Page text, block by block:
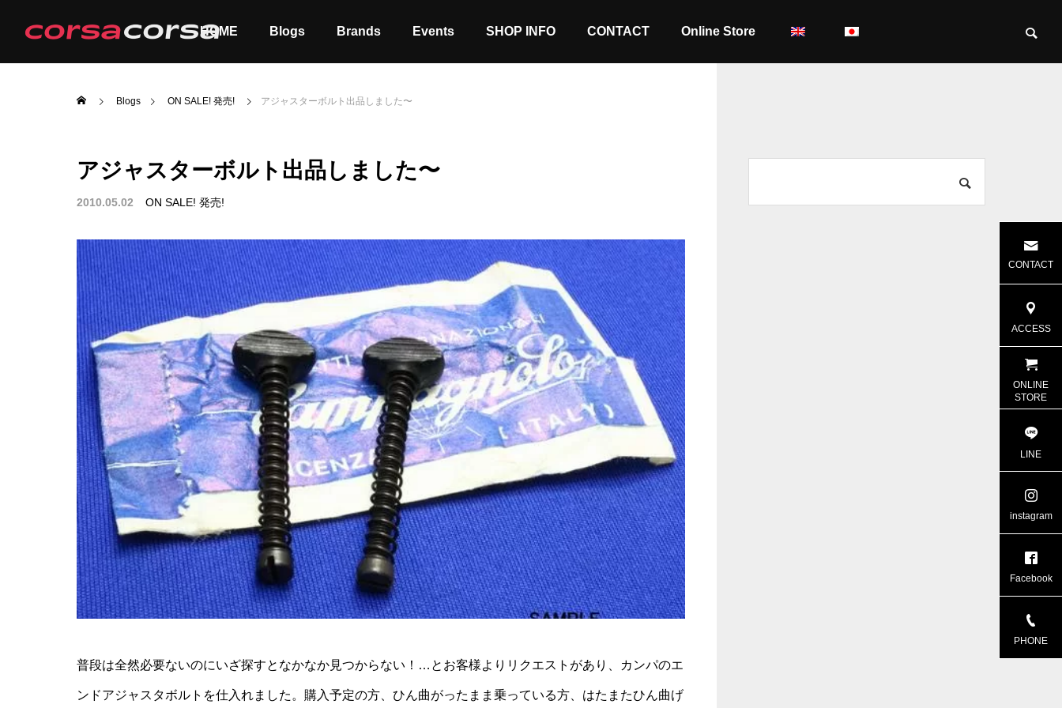
HOME Blogs Brands Events SHOP INFO CONTACT Online Store
ALL
Blogs ON SALE! 発売! アジャスターボルト出品しました〜
アジャスターボルト出品しました〜
2010.05.02 ON SALE! 発売!
普段は全然必要ないのにいざ探すとなかなか見つからない！…とお客様よりリクエストがあり、 カンパのエ
ンドアジャスタボルト を仕入れました。購入予定の方、ひん曲がったまま乗っている方、はたまたひん曲げ
CONTACT
ACCESS
ONLINE
STORE
LINE
instagram
Facebook
PHONE